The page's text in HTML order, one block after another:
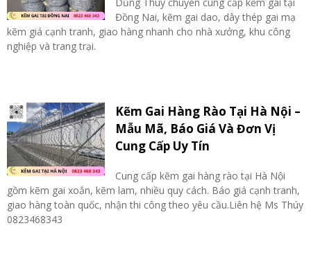
Đồng Nai, kẽm gai dao, dây thép gai mạ
kẽm giá cạnh tranh, giao hàng nhanh cho nhà xưởng, khu công
nghiệp và trang trại.
Kẽm Gai Hàng Rào Tại Hà Nội –
Mẫu Mã, Báo Giá Và Đơn Vị
Cung Cấp Uy Tín
Cung cấp kẽm gai hàng rào tại Hà Nội
gồm kẽm gai xoắn, kẽm lam, nhiều quy cách. Báo giá cạnh tranh,
giao hàng toàn quốc, nhận thi công theo yêu cầu.Liên hệ Ms Thúy
0823468343